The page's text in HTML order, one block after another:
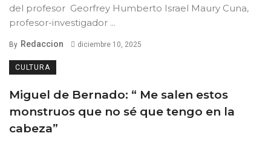
del profesor Georfrey Humberto Israel Maury Cuna,
profesor-investigador ...
By Redaccion diciembre 10, 2025
CULTURA
Miguel de Bernado: “ Me salen estos
monstruos que no sé que tengo en la
cabeza”